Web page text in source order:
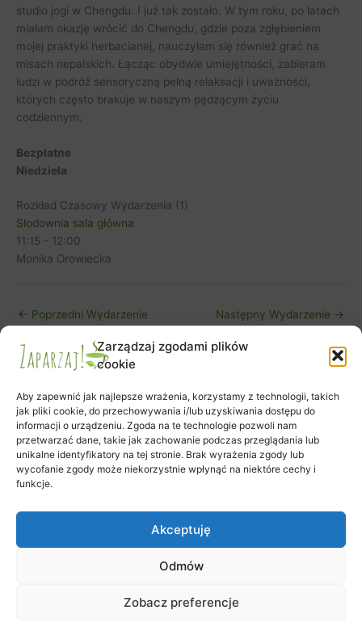
Zarządzaj zgodami plików
cookie
Aby zapewnić jak najlepsze wrażenia, korzystamy z technologii, takich
jak pliki cookie, do przechowywania i/lub uzyskiwania dostępu do
informacji o urządzeniu. Zgoda na te technologie pozwoli nam
przetwarzać dane, takie jak zachowanie podczas przeglądania lub
unikalne identyfikatory na tej stronie. Brak wyrażenia zgody lub
wycofanie zgody może niekorzystnie wpłynąć na niektóre cechy i
funkcje.
Akceptuję
Odmów
Zobacz preferencje
studio jogi w Chengdu. I już tak zostało. W tym roku, po latach
miałam okazję wrócić do Chengdu, gdzie poza zgłębieniem
mojej praktyki herbacianej, nauczyłam się również grać na
misach nepalskich. Łącząc obydwie umiejętności, zabieram
ludzi w podróż sensoryczną pełną relaksacji i uważności,
których często brakuje w naszym pędzącym życiu
codziennym.
Bezpłatne
Niedziela
Rozkład Czasowy Wydarzenia (1)
Słodownia sala główna
11:15
12:00
Monika Orowiecka
← Poprzedni Wydarzenie Następny Wydarzenie →
Zapisy na warsztaty
Zamówienie
Koszyk
Motyw Astra WordPress